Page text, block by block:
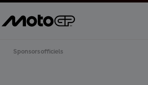
Sponsors officiels